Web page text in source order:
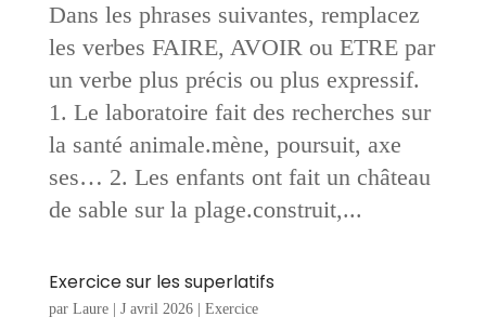
Dans les phrases suivantes, remplacez
les verbes FAIRE, AVOIR ou ETRE par
un verbe plus précis ou plus expressif.
1. Le laboratoire fait des recherches sur
la santé animale.mène, poursuit, axe
ses… 2. Les enfants ont fait un château
de sable sur la plage.construit,...
Exercice sur les superlatifs
par Laure| J avril 2026| Exercice